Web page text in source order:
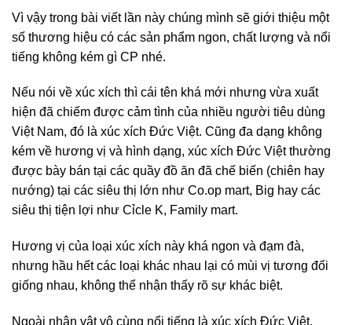
Vì vậy trong bài viết lần này chúng mình sẽ giới thiệu một
số thương hiệu có các sản phẩm ngon, chất lượng và nổi
tiếng không kém gì CP nhé.
Nếu nói về xúc xích thì cái tên khá mới nhưng vừa xuất
hiện đã chiếm được cảm tình của nhiều người tiêu dùng
Việt Nam, đó là xúc xích Đức Việt. Cũng đa dạng không
kém về hương vị và hình dạng, xúc xích Đức Việt thường
được bày bán tại các quầy đồ ăn đã chế biến (chiên hay
nướng) tại các siêu thị lớn như Co.op mart, Big hay các
siêu thị tiện lợi như Cỉcle K, Family mart.
Hương vị của loại xúc xích này khá ngon và đạm đà,
nhưng hầu hết các loại khác nhau lại có mùi vị tương đối
giống nhau, không thể nhận thấy rõ sự khác biệt.
Ngoài nhân vật vô cùng nổi tiếng là xúc xích Đức Việt,